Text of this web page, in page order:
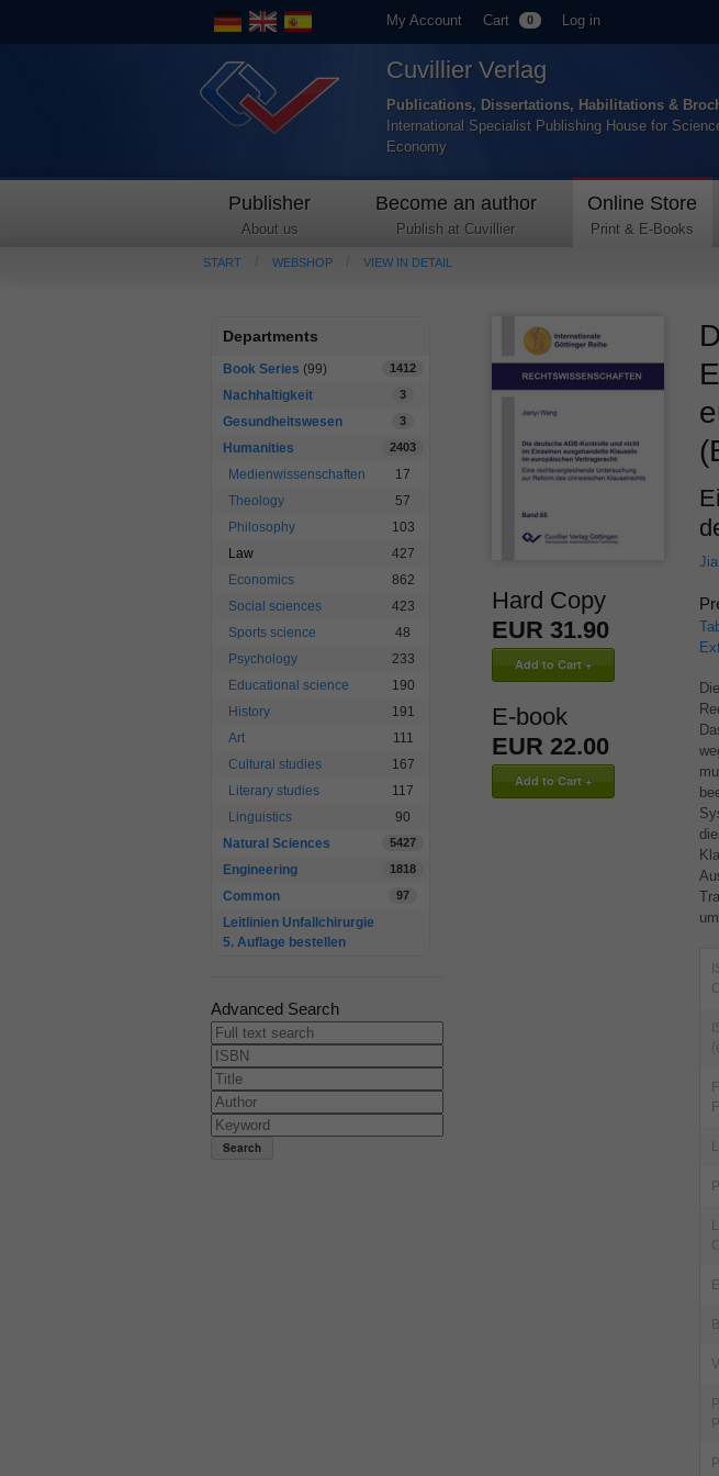
My Account Cart 0 Log in
Cuvillier Verlag
Publications, Dissertations, Habilitations &
International Specialist Publishing House for
Economy
Publisher
About us
Become an author
Publish at Cuvillier
Online Store
Print & E-Books
START WEBSHOP VIEW IN DETAIL
Departments
Book Series (99) 1412
Nachhaltigkeit 3
Gesundheitswesen 3
Humanities 2403
Medienwissenschaften
17
Theology
57
Philosophy
103
Law
427
Economics
862
Social sciences
423
Sports science
48
Psychology
233
Educational science
190
History
191
Art
111
Cultural studies
167
Literary studies
117
Linguistics
90
Natural Sciences
5427
Engineering 1818
Common 97
Leitlinien Unfallchirurgie
5. Auflage bestellen
Advanced Search
Hard Copy
EUR 31.90
E-book
EUR 22.00
Die